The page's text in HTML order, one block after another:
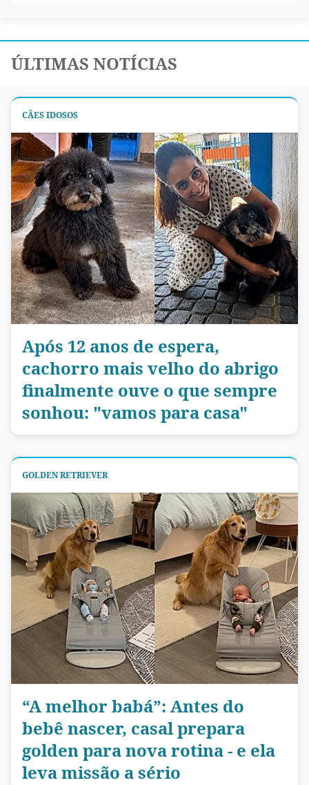
ÚLTIMAS NOTÍCIAS
CÃES IDOSOS
Após 12 anos de espera,
cachorro mais velho do abrigo
finalmente ouve o que sempre
sonhou: "vamos para casa"
GOLDEN RETRIEVER
“A melhor babá”: Antes do
bebê nascer, casal prepara
golden para nova rotina - e ela
leva missão a sério